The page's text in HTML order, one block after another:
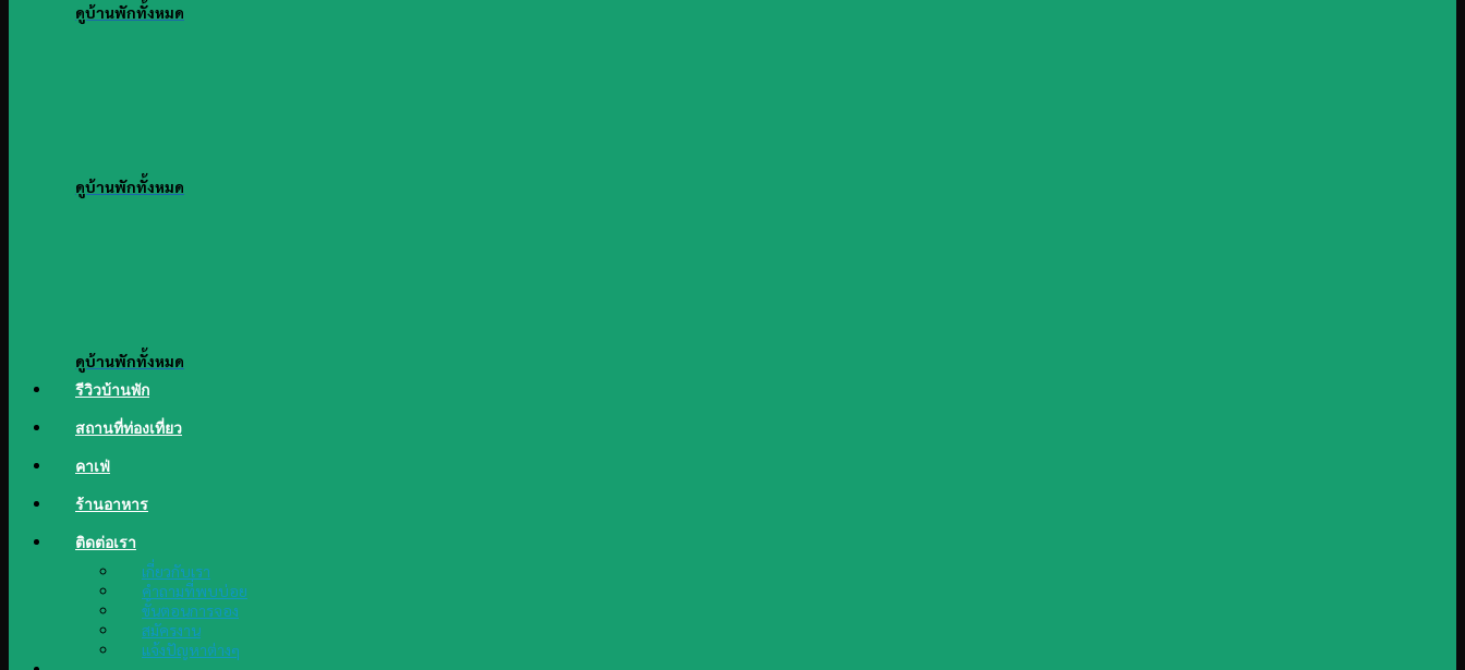
ดูบ้านพักทั้งหมด
ดูบ้านพักทั้งหมด
ดูบ้านพักทั้งหมด
รีวิวบ้านพัก
สถานที่ท่องเที่ยว
คาเฟ่
ร้านอาหาร
ติดต่อเรา
เกี่ยวกับเรา
คำถามที่พบบ่อย
ขั้นตอนการจอง
สมัครงาน
แจ้งปัญหาต่างๆ